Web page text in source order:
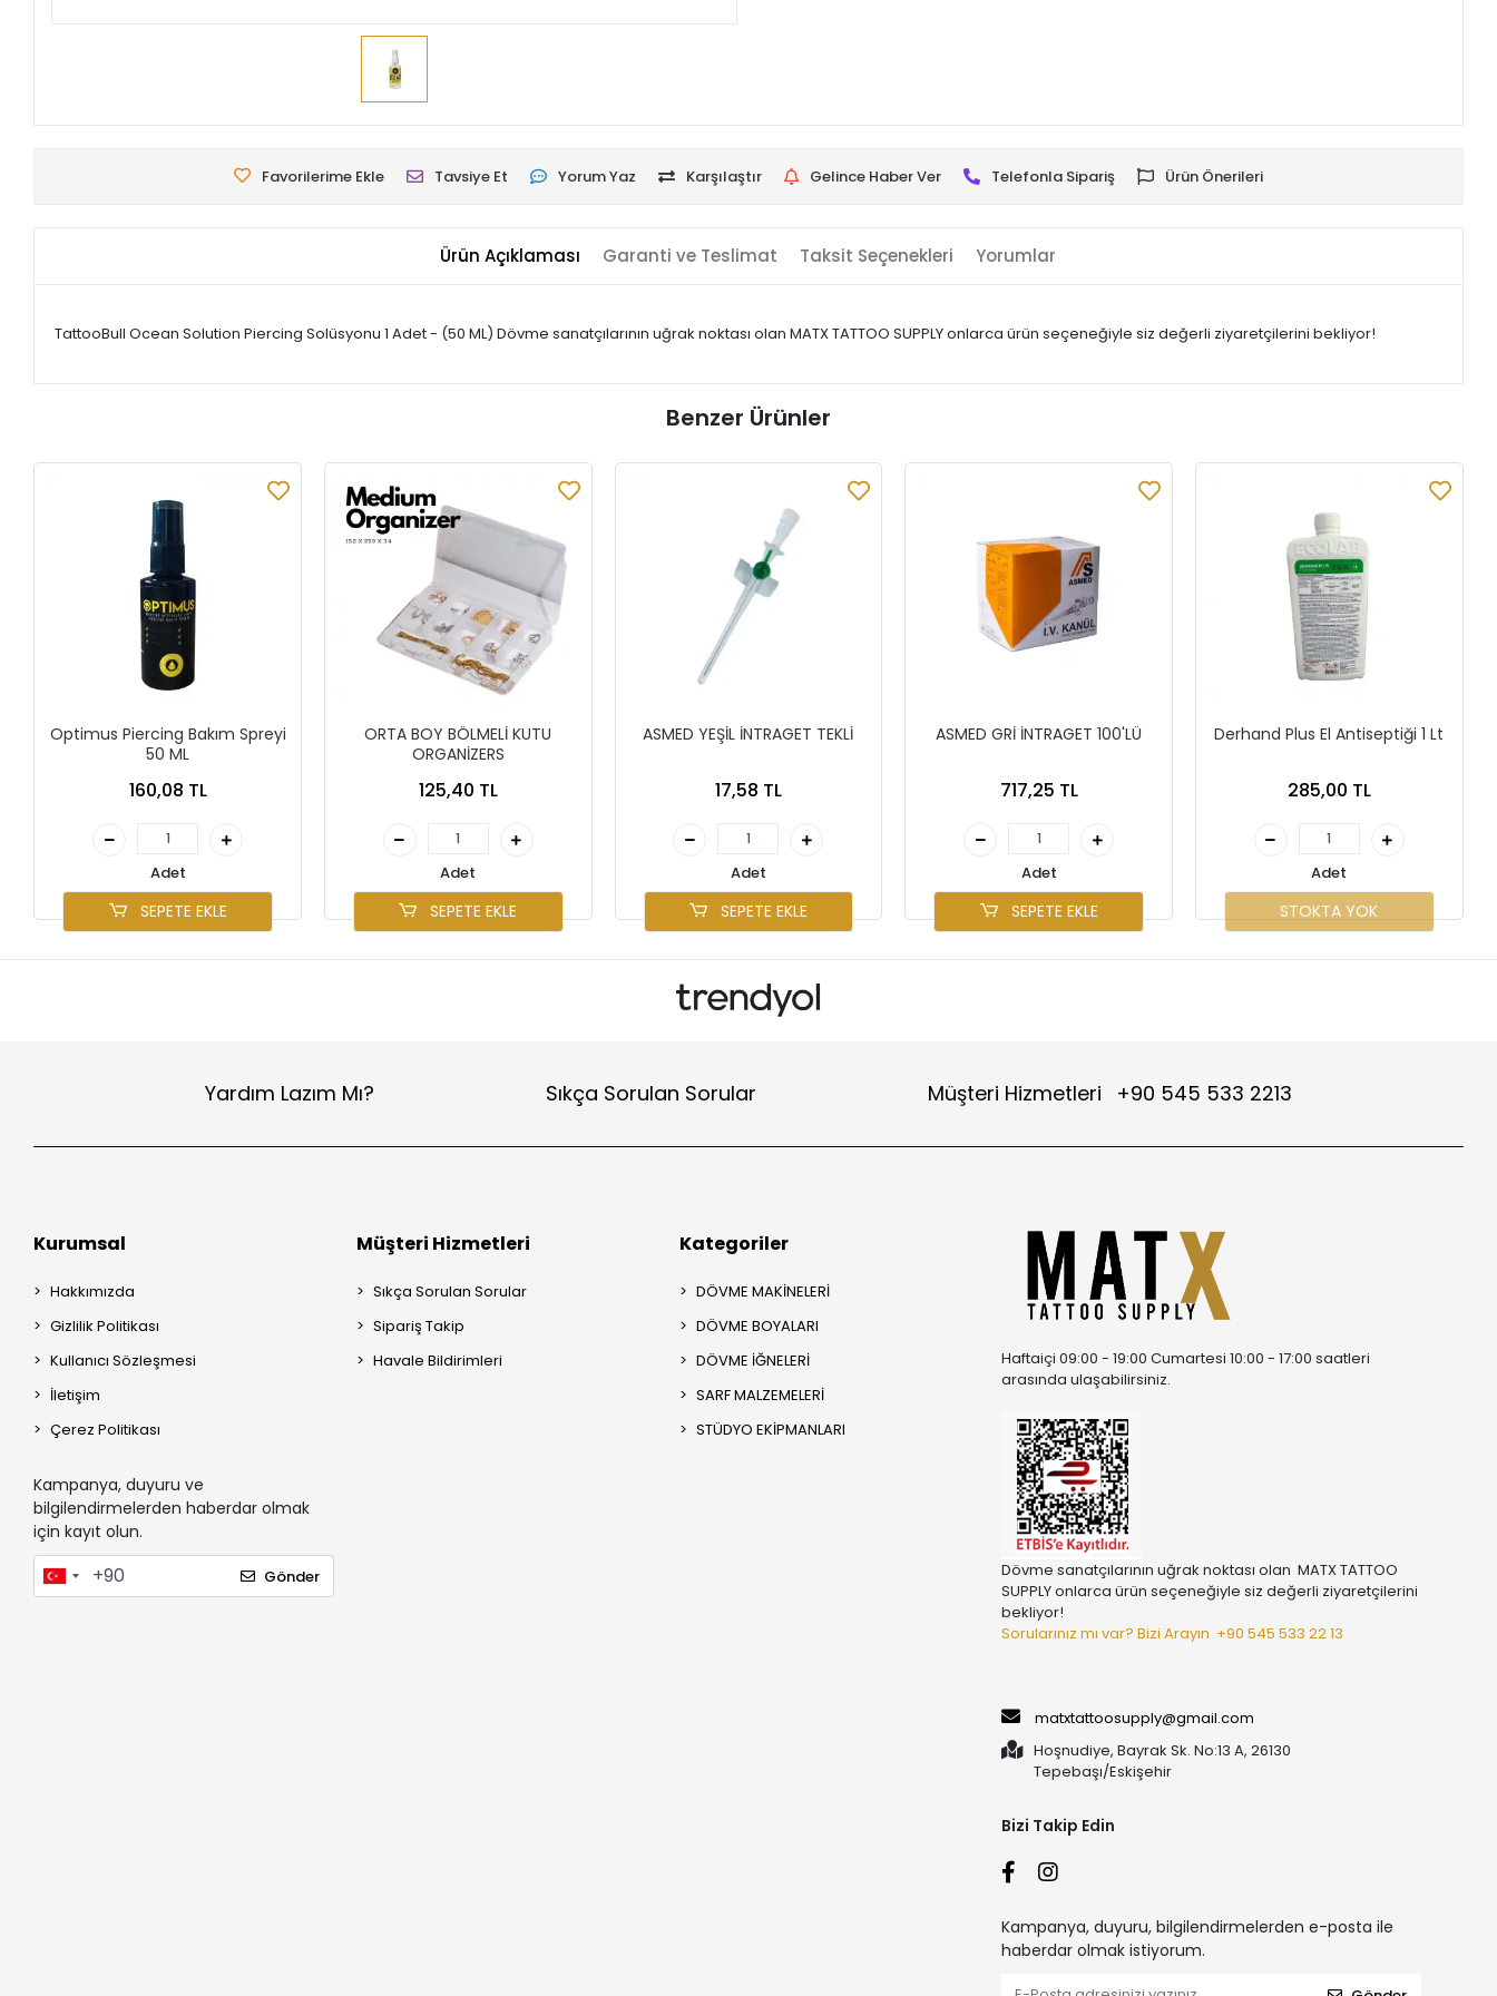
Favorilerime Ekle Tavsiye Et Yorum Yaz Karşılaştır Gelince Haber Ver Telefonla Sipariş Ürün Önerileri
Ürün Açıklaması Garanti ve Teslimat Taksit Seçenekleri Yorumlar
TattooBull Ocean Solution Piercing Solüsyonu 1 Adet - (50 ML) Dövme sanatçılarının uğrak noktası olan MATX TATTOO SUPPLY onlarca ürün seçeneğiyle siz değerli ziyaretçilerini bekliyor!
Benzer Ürünler
Optimus Piercing Bakım Spreyi
50 ML
160,08 TL
Adet
SEPETE EKLE
ORTA BOY BÖLMELİ KUTU
ORGANİZERS
125,40 TL
Adet
SEPETE EKLE
ASMED YEŞİL İNTRAGET TEKLİ
17,58 TL
Adet
SEPETE EKLE
ASMED GRİ İNTRAGET 100'LÜ
717,25 TL
Adet
SEPETE EKLE
Derhand Plus El Antiseptiği 1 Lt
285,00 TL
Adet
STOKTA YOK
Yardım Lazım Mı? Sıkça Sorulan Sorular Müşteri Hizmetleri +90 545 533 2213
Kurumsal
Hakkımızda
Gizlilik Politikası
Kullanıcı Sözleşmesi
İletişim
Çerez Politikası
Kampanya, duyuru ve
bilgilendirmelerden haberdar olmak
için kayıt olun.
Gönder
Müşteri Hizmetleri
Sıkça Sorulan Sorular
Sipariş Takip
Havale Bildirimleri
Kategoriler
DÖVME MAKİNELERİ
DÖVME BOYALARI
DÖVME İĞNELERİ
SARF MALZEMELERİ
STÜDYO EKİPMANLARI
Haftaiçi 09:00 - 19:00 Cumartesi 10:00 - 17:00 saatleri
arasında ulaşabilirsiniz.
Dövme sanatçılarının uğrak noktası olan MATX TATTOO
SUPPLY onlarca ürün seçeneğiyle siz değerli ziyaretçilerini
bekliyor!
Sorularınız mı var? Bizi Arayın +90 545 533 22 13
matxtattoosupply@gmail.com
Hoşnudiye, Bayrak Sk. No:13 A, 26130
Tepebaşı/Eskişehir
Bizi Takip Edin
Kampanya, duyuru, bilgilendirmelerden e-posta ile
haberdar olmak istiyorum.